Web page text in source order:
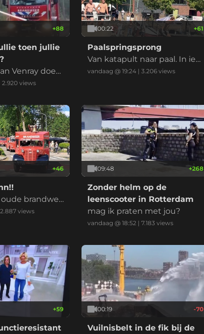
+88
toen jullie
Venray doet
2.920views
00:22 +61
Paalspringsprong
Van katapult naar paal. In ied
er geval geen knie in het gez
vandaag @ 19:24 |3.206 views
+46
brandwee
2.887views
09:48 +268
Zonder helm op de
leenscooter in Rotterdam
mag ik praten met jou?
vandaag @ 18:52 |7.183 views
+59 00:19 -70
Vuilnisbelt in de fik bij de